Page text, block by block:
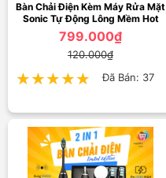
Bàn Chải Điện Kèm Máy Rửa Mặt
Sonic Tự Động Lông Mềm Hot
799.000₫
120.000₫
★★★★★
★★★★★ Đã Bán: 37